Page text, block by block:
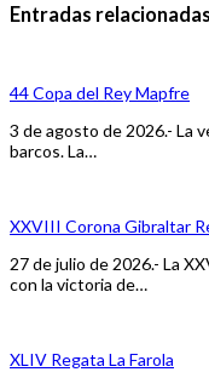
Entradas relacionadas
44 Copa del Rey Mapfre
3 de agosto de 2026.- La
barcos. La…
XXVIII Corona Gibraltar
27 de julio de 2026.- La
con la victoria de…
XLIV Regata La Farola